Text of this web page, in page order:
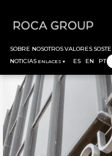
SOBRE NOSOTROSVALORES
NOTICIAS ENLACES ▾ ES EN PT